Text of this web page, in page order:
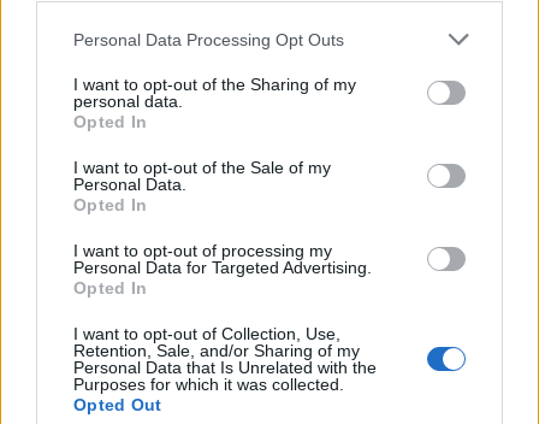
Please note that this website/app uses one or more Google
not limited to your visit or usage behaviour. You may click to
grant or deny consent to Google and its third-party tags to
use your data for below specified purposes in below Google
consent section.
Personal Data Processing Opt Outs
I want to opt-out of the Sharing of my
personal data.
Opted In
I want to opt-out of the Sale of my
Personal Data.
Opted In
I want to opt-out of processing my
Personal Data for Targeted Advertising.
Opted In
I want to opt-out of Collection, Use,
Retention, Sale, and/or Sharing of my
Personal Data that Is Unrelated with the
Purposes for which it was collected.
Opted Out
Kálmán vezényletével és Haja Zsolt
Eötvös Péter: Valuska
Időpontok:
• 2025. október 17., 19:00
• 2025. október 24., 19:00
Opera Krasznahorkai László Eötvös Péter
Szennai Kálmán